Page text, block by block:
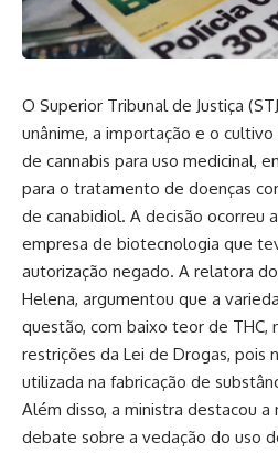
O Superior Tribunal de Justiça
unânime, a importação e o
de cannabis para uso medicinal,
para o tratamento de doenças
de canabidiol. A decisão ocorreu
empresa de biotecnologia que
autorização negado. A relatora
Helena, argumentou que a
questão, com baixo teor de THC,
restrições da Lei de Drogas, pois
utilizada na fabricação de
Além disso, a ministra destacou a
debate sobre a vedação do uso